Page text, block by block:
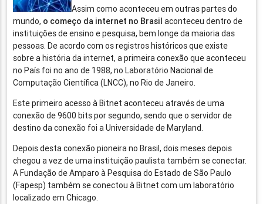
Assim como aconteceu em outras partes do
mundo, o começo da internet no Brasil aconteceu dentro de
instituições de ensino e pesquisa, bem longe da maioria das
pessoas. De acordo com os registros históricos que existe
sobre a história da internet, a primeira conexão que aconteceu
no País foi no ano de 1988, no Laboratório Nacional de
Computação Científica (LNCC), no Rio de Janeiro.
Este primeiro acesso à Bitnet aconteceu através de uma
conexão de 9600 bits por segundo, sendo que o servidor de
destino da conexão foi a Universidade de Maryland.
Depois desta conexão pioneira no Brasil, dois meses depois
chegou a vez de uma instituição paulista também se conectar.
A Fundação de Amparo à Pesquisa do Estado de São Paulo
(Fapesp) também se conectou à Bitnet com um laboratório
localizado em Chicago.